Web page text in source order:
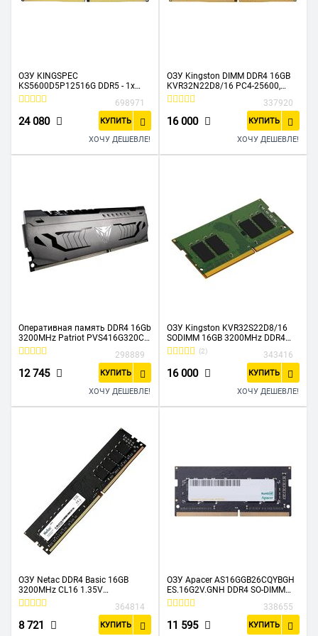
ОЗУ KINGSPEC
KS5600D5P12516G DDR5 - 1x
16ГБ 5600МГц, DIMM, Ret
698971
24 080 КУПИТЬ
ХОЧУ ДЕШЕВЛЕ!
ОЗУ Kingston DIMM DDR4 16GB
KVR32N22D8/16 PC4-25600,
3200MHz, CL22
337920
16 000 КУПИТЬ
ХОЧУ ДЕШЕВЛЕ!
Оперативная память DDR4 16Gb
3200MHz Patriot PVS416G320C6
RTL PC4-25600 CL16 DIMM 288-
298889
12 745 КУПИТЬ
ХОЧУ ДЕШЕВЛЕ!
ОЗУ Kingston KVR32S22D8/16
SODIMM 16GB 3200MHz DDR4
Non-ECC CL22 DR x8
(2) 343416
16 000 КУПИТЬ
ХОЧУ ДЕШЕВЛЕ!
ОЗУ Netac DDR4 Basic 16GB
3200MHz CL16 1.35V
NTBSD4P32SP-16
364814
8 721 КУПИТЬ
ОЗУ Apacer AS16GGB26CQYBGH
ES.16G2V.GNH DDR4 SO-DIMM
16Гб 2666MHz Non-ECC 2Rx8
338655
11 595 КУПИТЬ